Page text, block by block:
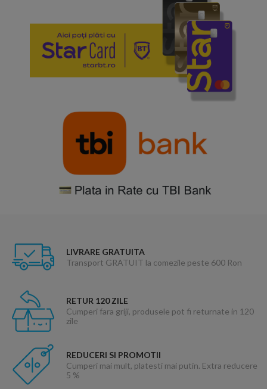
LIVRARE GRATUITA
Transport GRATUIT la comezile peste 600 Ron
RETUR 120 ZILE
Cumperi fara griji, produsele pot fi returnate in 120
zile
REDUCERI SI PROMOTII
Cumperi mai mult, platesti mai putin. Extra reducere
5 %